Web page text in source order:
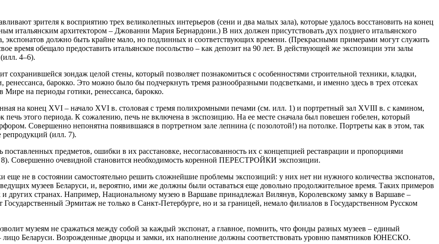
зрителя к восприятию трех великолепных интерьеров (сени и два малых зала), которые удалось восстановить на конец
итальянским архитектором – Джованни Мария Бернардони.) В них должен присутствовать дух позднего итальянского
экспонатов должно быть крайне мало, но подлинных и соответствующих времени. (Прекрасными примерами могут служить
время обещало предоставить итальянское посольство – как депозит на 90 лет. В действующей же экспозиции эти залы
4–6).
сохранившейся зондаж целой стены, который позволяет познакомиться с особенностями строительной техники, кладки,
барокко. Это можно было бы подчеркнуть тремя разнообразными подсветками, и именно здесь в трех отсеках
Мире на периоды готики, ренессанса, барокко.
на конец XVI – начало XVI в. столовая с тремя полихромными печами (см. илл. 1) и портретный зал XVIII в. с камином,
печь этого периода. К сожалению, печь не включена в экспозицию. На ее месте сначала был повешен гобелен, который
Совершенно непонятна появившаяся в портретном зале лепнина (с позолотой!) на потолке. Портреты как в этом, так
репродукций (илл. 7).
поставленных предметов, ошибки в их расстановке, несогласованность их с концепцией реставрации и пропорциями
8). Совершенно очевидной становится необходимость коренной ПЕРЕСТРОЙКИ экспозиции.
не в состоянии самостоятельно решить сложнейшие проблемы экспозиций: у них нет ни нужного количества экспонатов,
музеев Беларуси, и, вероятно, ими же должны были оставаться еще довольно продолжительное время. Таких примеров
других странах. Например, Национальному музею в Варшаве принадлежал Вилянув, Королевскому замку в Варшаве –
Эрмитаж не только в Санкт-Петербурге, но и за границей, немало филиалов в Государственном Русском
музеям не сражаться между собой за каждый экспонат, а главное, помнить, что фонды разных музеев – единый
лицо Беларуси. Возрожденные дворцы и замки, их наполнение должны соответствовать уровню памятников ЮНЕСКО.